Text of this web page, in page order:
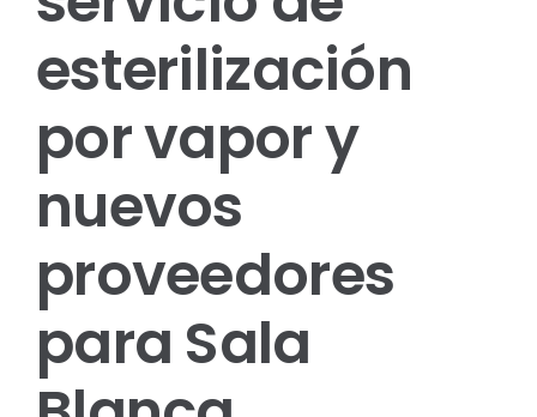
esterilización
por vapor y
nuevos
proveedores
para Sala